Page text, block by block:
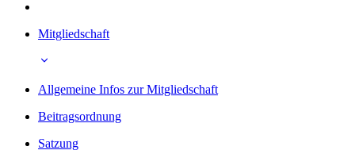
Mitgliedschaft
Allgemeine Infos zur Mitgliedschaft
Beitragsordnung
Satzung